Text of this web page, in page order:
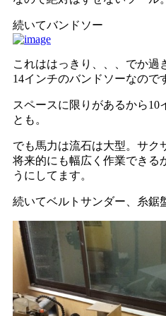
続いてバンドソー
これははっきり、、、でか過
14インチのバンドソーなので
スペースに限りがあるから10
とも。
でも馬力は流石は大型。サク
将来的にも幅広く作業できる
うにしてます。
続いてベルトサンダー、糸鋸